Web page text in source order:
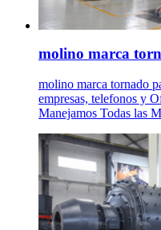
molino marca
molino marca tornado
empresas, telefonos y
Manejamos Todas las